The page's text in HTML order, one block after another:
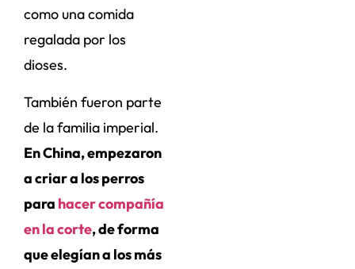
como una comida
regalada por los
dioses.
También fueron parte
de la familia imperial.
En China, empezaron
a criar a los perros
para hacer compañía
en la corte, de forma
que elegían a los más